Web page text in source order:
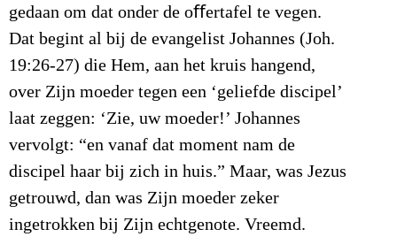
gedaan om dat onder de oﬀertafel te vegen.
Dat begint al bij de evangelist Johannes (Joh.
19:26-27) die Hem, aan het kruis hangend,
over Zijn moeder tegen een ‘geliefde discipel’
laat zeggen: ‘Zie, uw moeder!’ Johannes
vervolgt: “en vanaf dat moment nam de
discipel haar bij zich in huis.” Maar, was Jezus
getrouwd, dan was Zijn moeder zeker
ingetrokken bij Zijn echtgenote. Vreemd.